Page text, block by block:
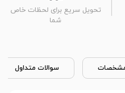
تحویل سریع برای لحظات خاص
شما
سوالات متداول